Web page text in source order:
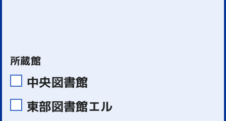
所蔵館
中央図書館
東部図書館エル